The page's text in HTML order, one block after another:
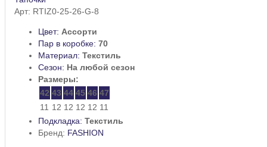
Арт: RTIZ0-25-26-G-8
Цвет: Ассорти
Пар в коробке: 70
Материал: Текстиль
Сезон: На любой сезон
Размеры:
42 43 44 45 46 47
11 12 12 12 12 11
Подкладка: Текстиль
Бренд: FASHION